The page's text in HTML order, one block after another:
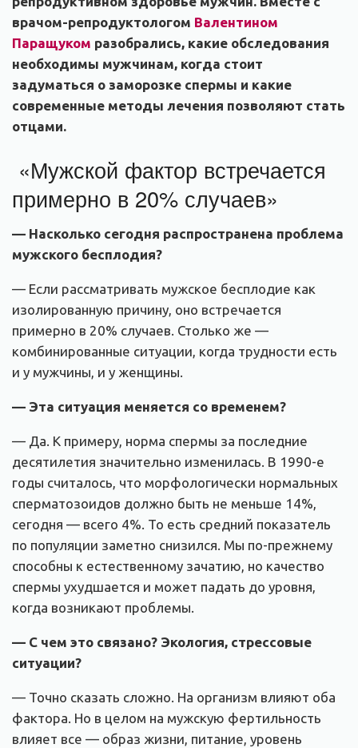
врачом-репродуктологом Валентином
Паращуком разобрались, какие обследования
необходимы мужчинам, когда стоит
задуматься о заморозке спермы и какие
современные методы лечения позволяют стать
отцами.
«Мужской фактор встречается
примерно в 20% случаев»
— Насколько сегодня распространена проблема
мужского бесплодия?
— Если рассматривать мужское бесплодие как
изолированную причину, оно встречается
примерно в 20% случаев. Столько же —
комбинированные ситуации, когда трудности есть
и у мужчины, и у женщины.
— Эта ситуация меняется со временем?
— Да. К примеру, норма спермы за последние
десятилетия значительно изменилась. В 1990-е
годы считалось, что морфологически нормальных
сперматозоидов должно быть не меньше 14%,
сегодня — всего 4%. То есть средний показатель
по популяции заметно снизился. Мы по-прежнему
способны к естественному зачатию, но качество
спермы ухудшается и может падать до уровня,
когда возникают проблемы.
— С чем это связано? Экология, стрессовые
ситуации?
— Точно сказать сложно. На организм влияют оба
фактора. Но в целом на мужскую фертильность
влияет все — образ жизни, питание, уровень